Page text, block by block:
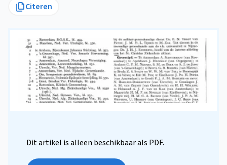
Citeren
Dit artikel is alleen beschikbaar als PDF.